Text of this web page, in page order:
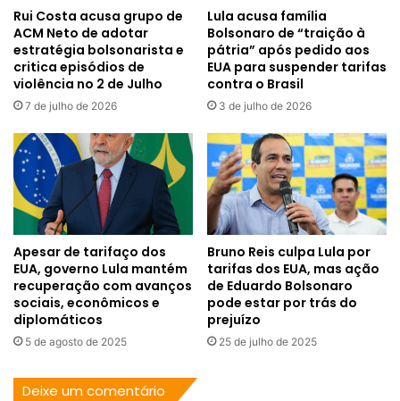
Rui Costa acusa grupo de
ACM Neto de adotar
estratégia bolsonarista e
critica episódios de
violência no 2 de Julho
7 de julho de 2026
Lula acusa família
Bolsonaro de “traição à
pátria” após pedido aos
EUA para suspender tarifas
contra o Brasil
3 de julho de 2026
Apesar de tarifaço dos
EUA, governo Lula mantém
recuperação com avanços
sociais, econômicos e
diplomáticos
5 de agosto de 2025
Bruno Reis culpa Lula por
tarifas dos EUA, mas ação
de Eduardo Bolsonaro
pode estar por trás do
prejuízo
25 de julho de 2025
Deixe um comentário